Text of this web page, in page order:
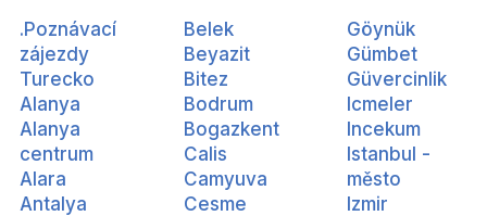
.Poznávací
zájezdy
Turecko
Alanya
Alanya
centrum
Alara
Antalya
Belek
Beyazit
Bitez
Bodrum
Bogazkent
Calis
Camyuva
Cesme
Göynük
Gümbet
Güvercinlik
Icmeler
Incekum
Istanbul -
město
Izmir